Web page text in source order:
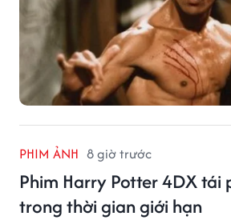
PHIM ẢNH 8 giờ trước
Phim Harry Potter 4DX tái
trong thời gian giới hạn